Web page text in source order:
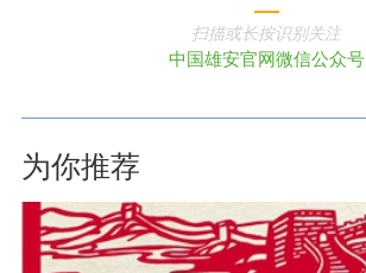
扫描或长按识别关注
中国雄安官网微信公众号
为你推荐